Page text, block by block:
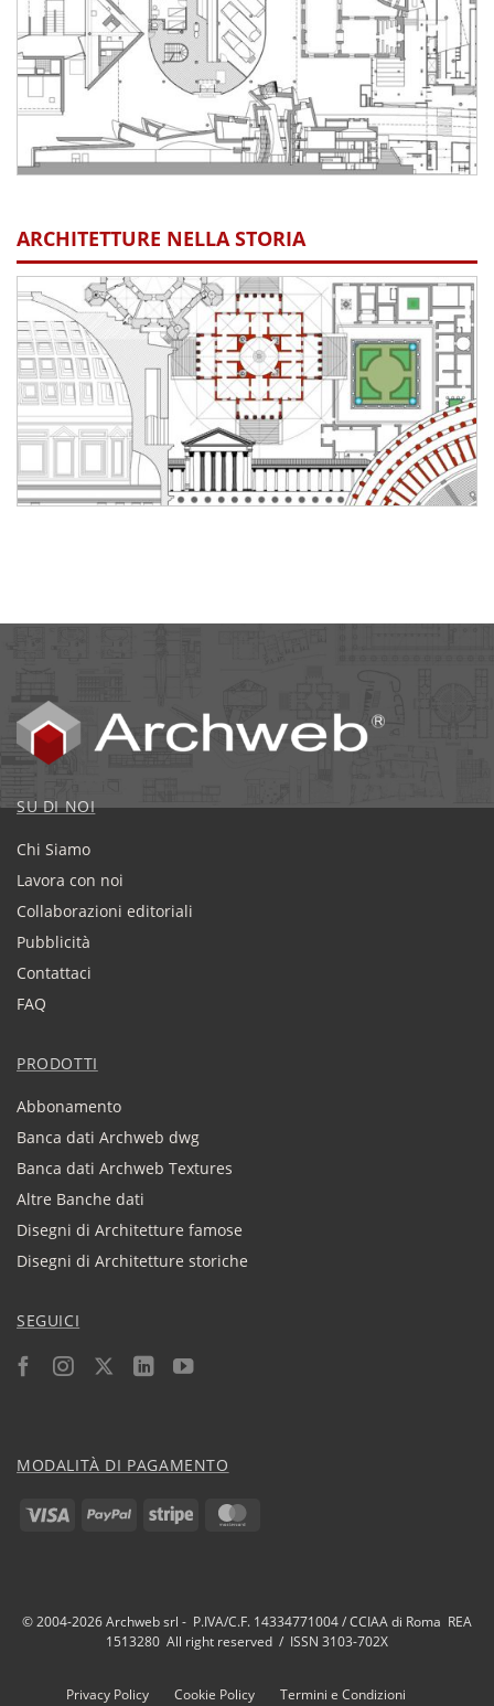
ARCHITETTURE NELLA STORIA
SU DI NOI
Chi Siamo
Lavora con noi
Collaborazioni editoriali
Pubblicità
Contattaci
FAQ
PRODOTTI
Abbonamento
Banca dati Archweb dwg
Banca dati Archweb Textures
Altre Banche dati
Disegni di Architetture famose
Disegni di Architetture storiche
SEGUICI
MODALITÀ DI PAGAMENTO
Visa PayPal Stripe
© 2004-2026 Archweb srl - P.IVA/C.F. 14334771004 / CCIAA di Roma REA
1513280 All right reserved / ISSN 3103-702X
Privacy Policy Cookie Policy Termini e Condizioni